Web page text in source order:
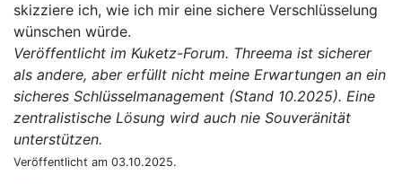
skizziere ich, wie ich mir eine sichere Verschlüsselung
wünschen würde.
Veröffentlicht im Kuketz-Forum. Threema ist sicherer
als andere, aber erfüllt nicht meine Erwartungen an ein
sicheres Schlüsselmanagement (Stand 10.2025). Eine
zentralistische Lösung wird auch nie Souveränität
unterstützen.
Veröffentlicht am 03.10.2025.